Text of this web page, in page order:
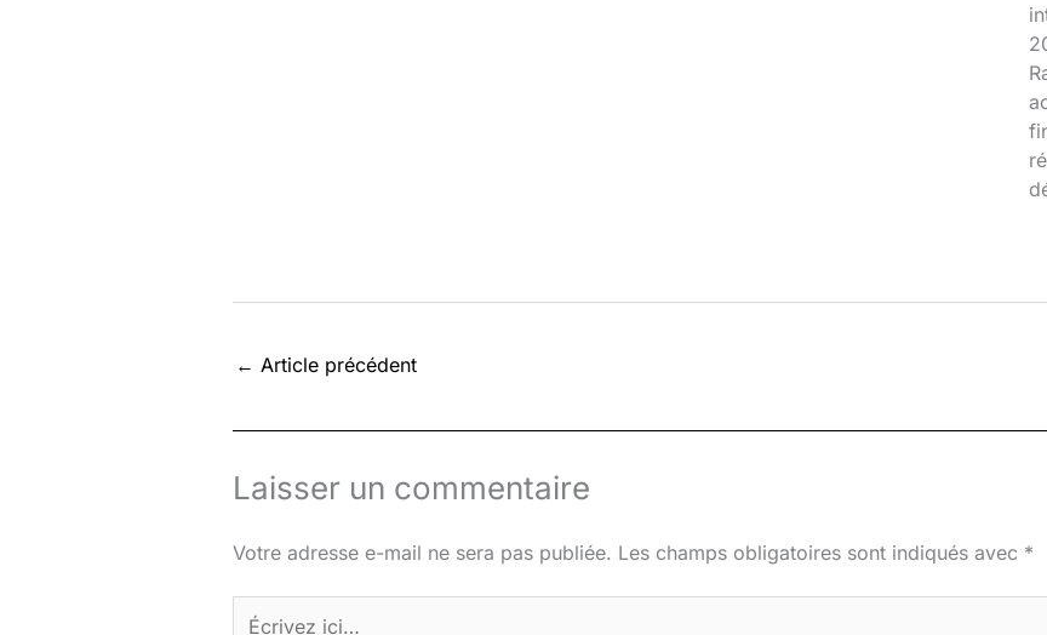
← Article précédent
Laisser un commentaire
Votre adresse e-mail ne sera pas publiée. Les champs obligatoires sont indiqués avec *
Écrivez